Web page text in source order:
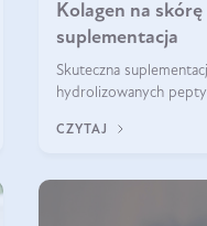
Kolagen na skórę
suplementacja
Skuteczna
hydrolizowanych
regularnością
CZYTAJ